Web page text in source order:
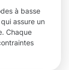
à basse
assure un
Chaque